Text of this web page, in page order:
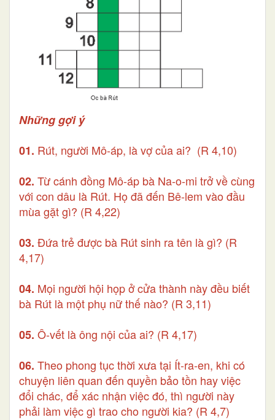
Những gợi ý
01. Rút, người Mô-áp, là vợ của ai? (R 4,10)
02. Từ cánh đồng Mô-áp bà Na-o-mi trở về cùng
với con dâu là Rút. Họ đã đến Bê-lem vào đầu
mùa gặt gì? (R 4,22)
03. Đứa trẻ được bà Rút sinh ra tên là gì? (R
4,17)
04. Mọi người hội họp ở cửa thành này đều biết
bà Rút là một phụ nữ thế nào? (R 3,11)
05. Ô-vết là ông nội của ai? (R 4,17)
06. Theo phong tục thời xưa tại Ít-ra-en, khi có
chuyện liên quan đến quyền bảo tồn hay việc
đổi chác, để xác nhận việc đó, thì người này
phải làm việc gì trao cho người kia? (R 4,7)